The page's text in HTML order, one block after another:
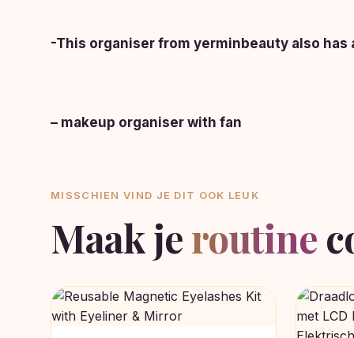
-This organiser from yerminbeauty also
– makeup organiser with fan
MISSCHIEN VIND JE DIT OOK LEUK
Maak jeroutine